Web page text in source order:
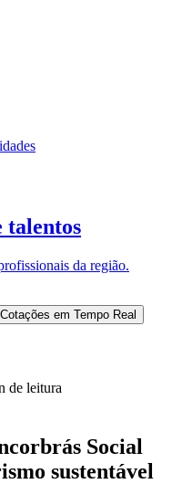
talentos
da região.
Cotações em Tempo Real
de leitura
Social
sustentável